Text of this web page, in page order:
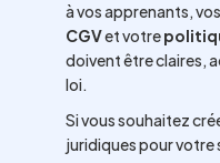
à vos apprenants, vos
CGVet votre
doivent être claires,
loi.
Si vous souhaitez
juridiques pour votre